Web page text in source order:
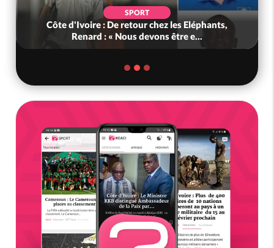
SPORT
Côte d'Ivoire : De retour chez les Eléphants,
Renard : « Nous devons être e...